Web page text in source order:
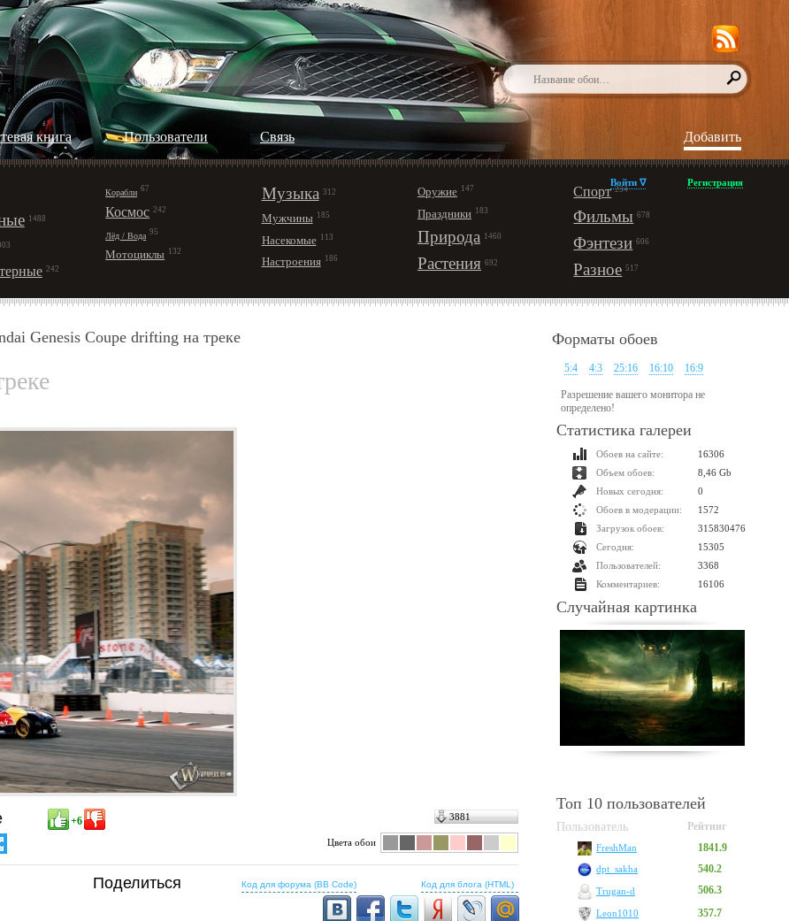
книга Пользователи Cвязь Добавить
1488
242
Корабли 67
Космос 242
Лёд / Вода 95
Мотоциклы 132
Музыка 312
Мужчины 185
Насекомые 113
Настроения 186
Оружие 147
Праздники 183
Природа 1460
Растения 692
Спорт 234
Фильмы 678
Фэнтези 606
Разное 517
Войти ∇ Регистрация
Genesis Coupe drifting на треке
+6 3881
Цвета обои
Поделиться Код для форума (BB Code) Код для блога (HTML)
Форматы обоев
5:4 4:3 25:16 16:10 16:9
Разрешение вашего монитора не
определено!
Статистика галереи
Обоев на сайте:
16306
Объем обоев:
8,46 Gb
Новых сегодня:
0
Обоев в модерации:
1572
Загрузок обоев:
315830476
Сегодня:
15305
Пользователей:
3368
Комментариев:
16106
Случайная картинка
Топ 10 пользователей
Пользователь Рейтинг
FreshMan 1841.9
dpt_sakha 540.2
Trugan-d 506.3
Leon1010 357.7